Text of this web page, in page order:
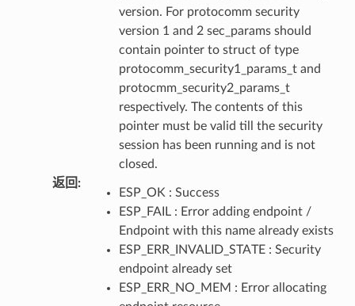
version. For protocomm security
version 1 and 2 sec_params should
contain pointer to struct of type
protocomm_security1_params_t and
protocmm_security2_params_t
respectively. The contents of this
pointer must be valid till the security
session has been running and is not
closed.
返回 :
ESP_OK : Success
ESP_FAIL : Error adding endpoint /
Endpoint with this name already exists
ESP_ERR_INVALID_STATE : Security
endpoint already set
ESP_ERR_NO_MEM : Error allocating